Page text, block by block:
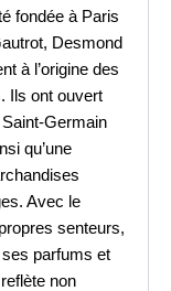
fondée à Paris
Desmond
à l’origine des
Ils ont ouvert
Germain
qu’une
Avec le
senteurs,
parfums et
non